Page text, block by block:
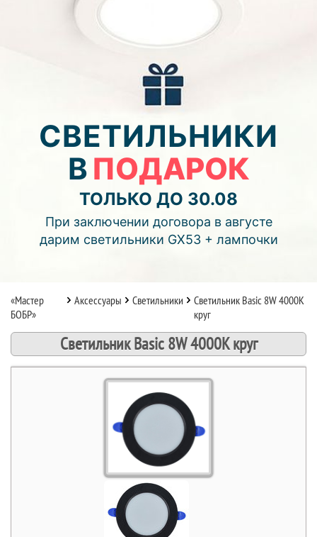
ПОТОЛОК
В ПОДАРОК!
До конца акции:
05 13 02
дней часов мин.
Подробнее об акции >>
Монтаж двухуровнего потолка
с фотопечатью и подсветкой (смотреть видео)
СВЕТИЛЬНИКИ
ВПОДАРОК
ТОЛЬКО ДО 30.08
При заключении договора в августе
дарим светильники GX53 + лампочки
«Мастер
БОБР»
Аксессуары Светильники
Светильник Basic 8W 4000K
круг
Светильник Basic 8W 4000K круг